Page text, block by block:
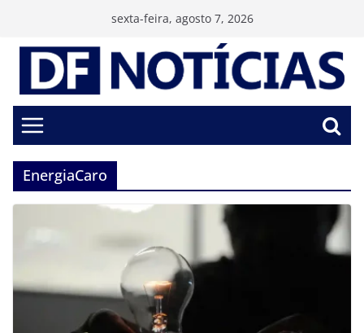
conteúdo
sexta-feira, agosto 7, 2026
EnergiaCaro